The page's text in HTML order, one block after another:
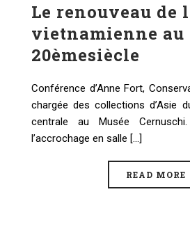
Le renouveau de
vietnamienne au
20èmesiècle
Conférence d’Anne Fort,
chargée des collections d’Asie
centrale au Musée
l’accrochage en salle [...]
READ MORE